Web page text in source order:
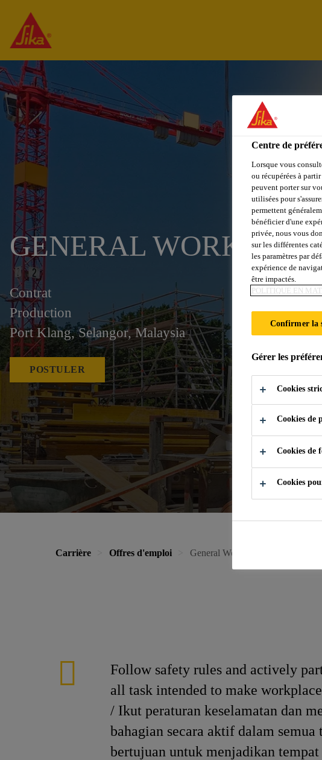
GENERAL WORKER -
Contrat
Production
Port Klang, Selangor, Malaysia
POSTULER
Carrière Offres d'emploi General Worker - Contract
Follow safety rules and actively
all task intended to make
/ Ikut peraturan keselamatan dan
bahagian secara aktif dalam semua
bertujuan untuk menjadikan
Centre de
Lorsque vous
ou récupérées à
peuvent porter sur
utilisées pour
permettent
bénéficier d'une
privée, nous vous
sur les différentes
les paramètres par
expérience de
être impactés.
POLITIQUE EN
Confirmer la
Gérer les
Cookies
Cookies de
Cookies de
Cookies